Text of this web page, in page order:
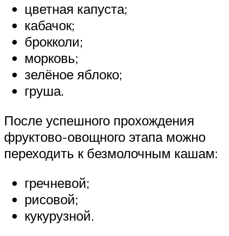
цветная капуста;
кабачок;
брокколи;
морковь;
зелёное яблоко;
груша.
После успешного прохождения
фруктово-овощного этапа можно
переходить к безмолочным кашам:
гречневой;
рисовой;
кукурузной.